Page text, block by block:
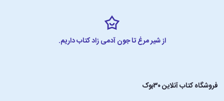
از شیر مرغ تا جون آدمی زاد کتاب داریم.
فروشگاه کتاب آنلاین ۳۰بوک